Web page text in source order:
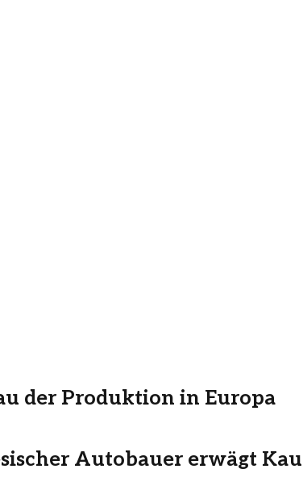
der Produktion in Europa
Autobauer erwägt